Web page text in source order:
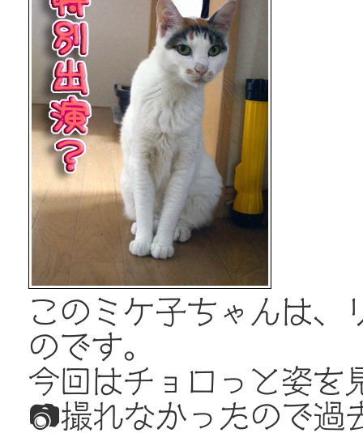
このミケ子ちゃんは、
のです。
今回はチョロっと姿を
📷撮れなかったので過